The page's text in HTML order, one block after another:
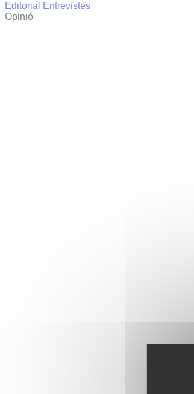
Editorial
Entrevistes
Opinió